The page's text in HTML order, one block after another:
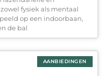
fysiek als mentaal
op een indoorbaan,
de bal
AANBIEDINGEN